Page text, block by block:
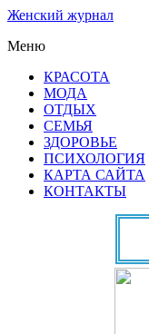
Женский журнал
Меню
КРАСОТА
МОДА
ОТДЫХ
СЕМЬЯ
ЗДОРОВЬЕ
ПСИХОЛОГИЯ
КАРТА САЙТА
КОНТАКТЫ